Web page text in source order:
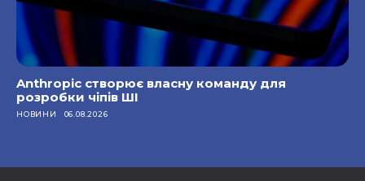
Anthropic створює власну команду для
розробки чіпів ШІ
НОВИНИ 06.08.2026